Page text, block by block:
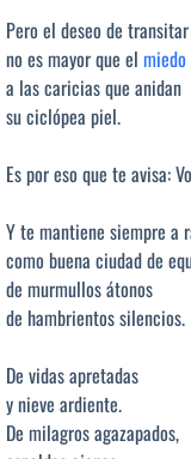
Pero el deseo de
no es mayor que el miedo
a las caricias que anidan
su ciclópea piel.
Es por eso que te avisa:
Y te mantiene siempre a
como buena ciudad de
de murmullos átonos
de hambrientos silencios.
De vidas apretadas
y nieve ardiente.
De milagros agazapados,